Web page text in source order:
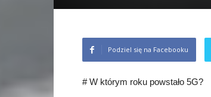
Podziel się na Facebooku
# W którym roku powstało 5G?